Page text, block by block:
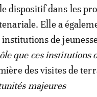
dispositif dans les
Elle a
de
que ces institutions
des visites de
majeures